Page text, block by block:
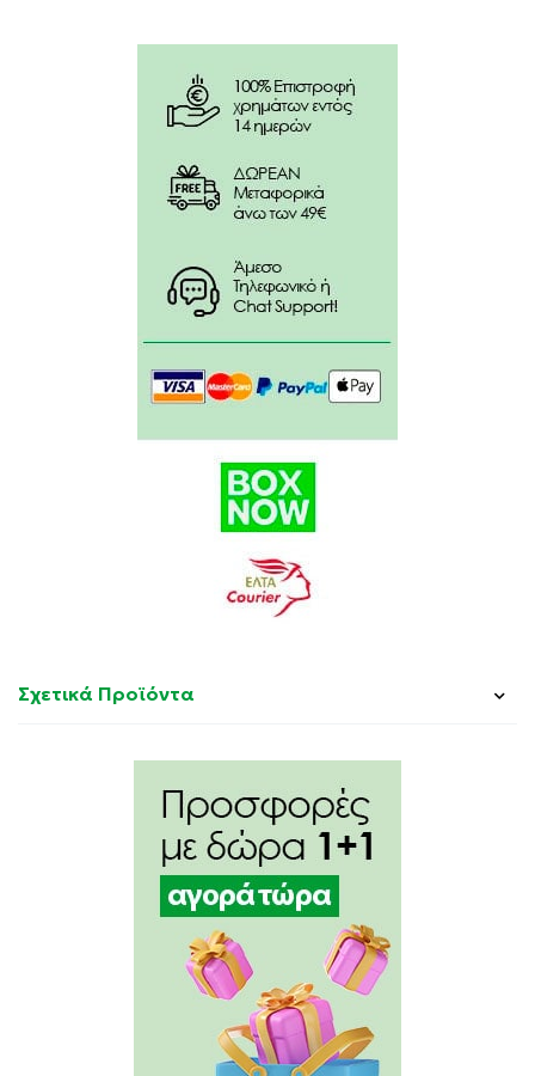
TREHALOSE, UREA, TOCOPHEROL,
HYDROXYACETOPHENONE, SODIUM PHYTATE,
GLYCERYL POLYACRYLATE, PULLULAN, SODIUM
HYALURONATE, ALGIN, DISODIUM PHOSPHATE,
Vegan, not tested on animals, paraben free, silicon
free, ethanolamine free, phthalates free, mineral oil
Σχετικά Προϊόντα